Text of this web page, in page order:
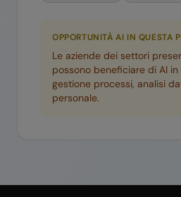
OPPORTUNITÀ AI IN QUESTA
Le aziende dei settori
possono beneficiare di AI
gestione processi, analisi
personale.